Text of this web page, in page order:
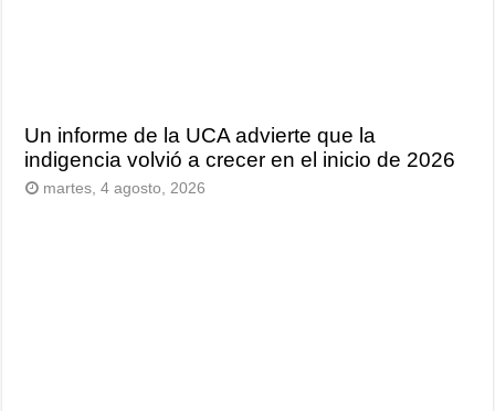
Un informe de la UCA advierte que la
indigencia volvió a crecer en el inicio de 2026
martes, 4 agosto, 2026